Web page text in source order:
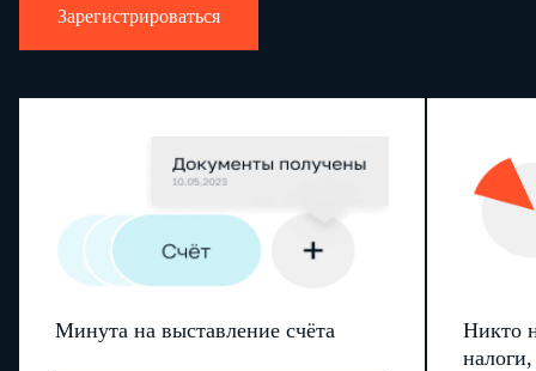
Зарегистрироваться
Минута на выставление счёта
Никто